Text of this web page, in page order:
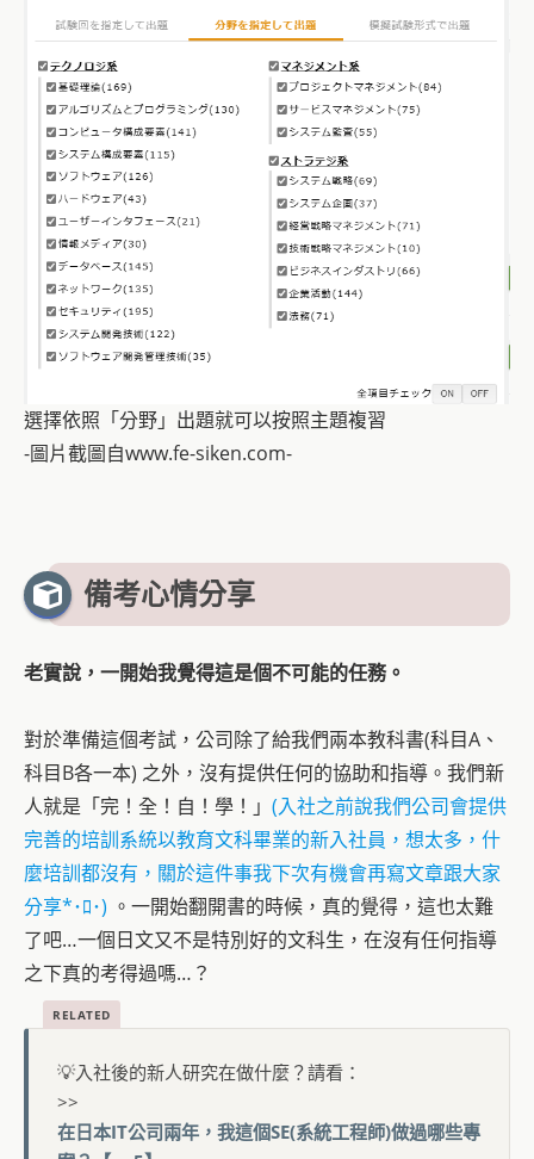
選擇依照「分野」出題就可以按照主題複習
-圖片截圖自www.fe-siken.com-
備考心情分享
老實說，一開始我覺得這是個不可能的任務。
對於準備這個考試，公司除了給我們兩本教科書(科目A、
科目B各一本) 之外，沒有提供任何的協助和指導。我們新
人就是「完！全！自！學！」 (入社之前說我們公司會提供
完善的培訓系統以教育文科畢業的新入社員，想太多，什
麼培訓都沒有，關於這件事我下次有機會再寫文章跟大家
分享*･ﾛ･) 。一開始翻開書的時候，真的覺得，這也太難
了吧…一個日文又不是特別好的文科生，在沒有任何指導
之下真的考得過嗎…？
💡入社後的新人研究在做什麼？請看：
>>
在日本IT公司兩年，我這個SE(系統工程師)做過哪些專